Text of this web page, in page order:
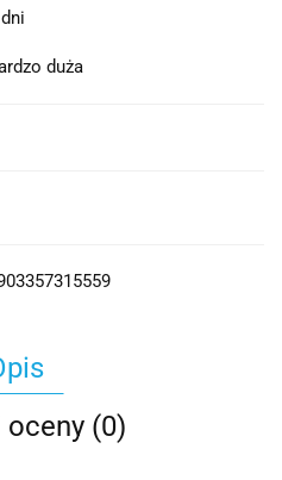
duża
oceny (0)